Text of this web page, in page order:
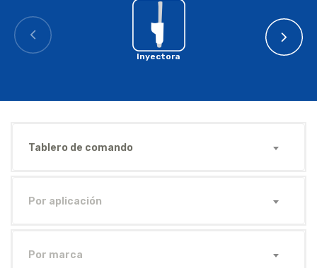
Inyectora
Tablero de comando
Por aplicación
Por marca